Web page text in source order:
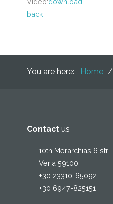
Video:download
back
You are here: Home /
Contact us
10th Merarchias 6 str.
Veria 59100
+30 23310-65092
+30 6947-825151